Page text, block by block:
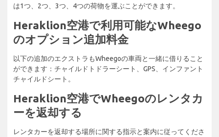
は1つ、2つ、3つ、4つの荷物を運ぶことができます。
Heraklion空港で利用可能なWheego
のオプション追加料金
以下の追加のエクストラもWheegoの車両と一緒に借りること
ができます：チャイルドトドラーシート、GPS、インファント
チャイルドシート。
Heraklion空港でWheegoのレンタカ
ーを返却する
レンタカーを返却する場所に関する指示と案内に従ってくださ